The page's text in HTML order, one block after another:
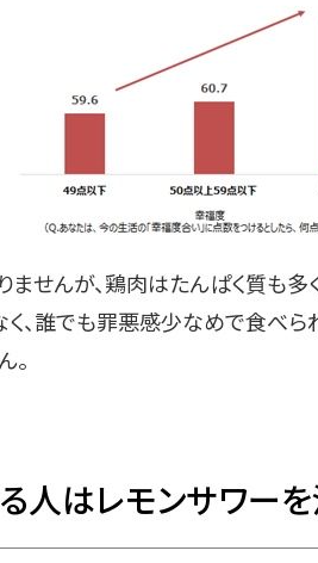
せんが、鶏肉はたんぱく質も多
、誰でも罪悪感少なめで食べら
。
人はレモンサワーを